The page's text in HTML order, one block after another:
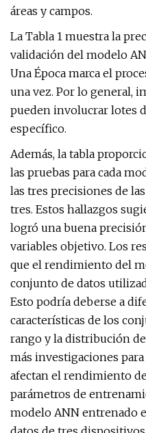
áreas y campos.
La Tabla 1 muestra la
validación del modelo
Una Época marca el
una vez. Por lo general,
pueden involucrar lotes
específico.
Además, la tabla
las pruebas para cada
las tres precisiones de
tres. Estos hallazgos
logró una buena
variables objetivo. Los
que el rendimiento del
conjunto de datos
Esto podría deberse a
características de los
rango y la distribución
más investigaciones
afectan el rendimiento
parámetros de
modelo ANN entrenado